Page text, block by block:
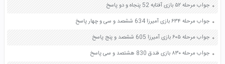
جواب مرحله ۵۲ بازی آفتابه 52 پنجاه و دو پاسخ
جواب مرحله ۶۳۴ بازی آمیرزا 634 ششصد و سی و چهار پاسخ
جواب مرحله ۶۰۵ بازی آمیرزا 605 ششصد و پنج پاسخ
جواب مرحله ۸۳۰ بازی فندق 830 هشتصد و سی پاسخ